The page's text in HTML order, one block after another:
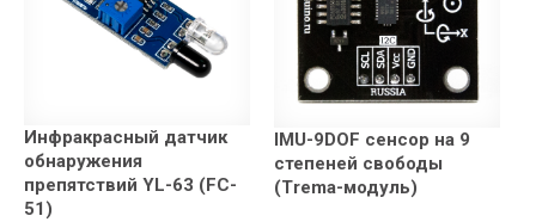
Инфракрасный датчик
обнаружения
препятствий YL-63 (FC-
51)
IMU-9DOF сенсор на 9
степеней свободы
(Trema-модуль)